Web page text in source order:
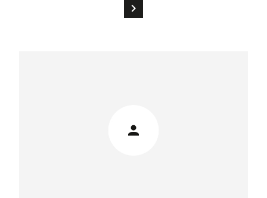
chevron_right